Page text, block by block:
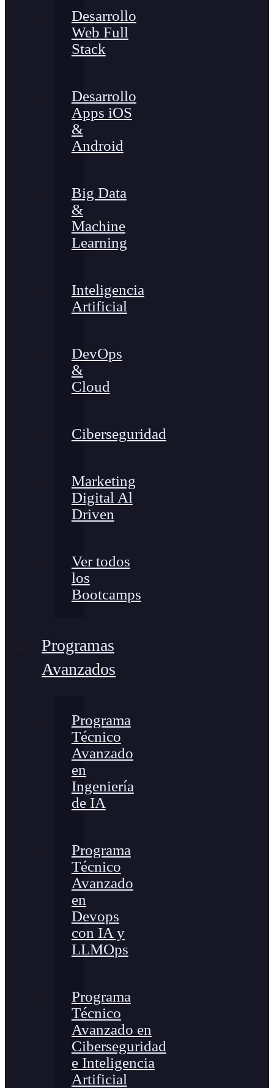
Desarrollo
Web Full
Stack
Desarrollo
Apps iOS
&
Android
Big Data
&
Machine
Learning
Inteligencia
Artificial
DevOps
&
Cloud
Ciberseguridad
Marketing
Digital Al
Driven
Ver todos
los
Bootcamps
Programas
Avanzados
Programa
Técnico
Avanzado
en
Ingeniería
de IA
Programa
Técnico
Avanzado
en
Devops
con IA y
LLMOps
Programa
Técnico
Avanzado en
Ciberseguridad
e Inteligencia
Artificial